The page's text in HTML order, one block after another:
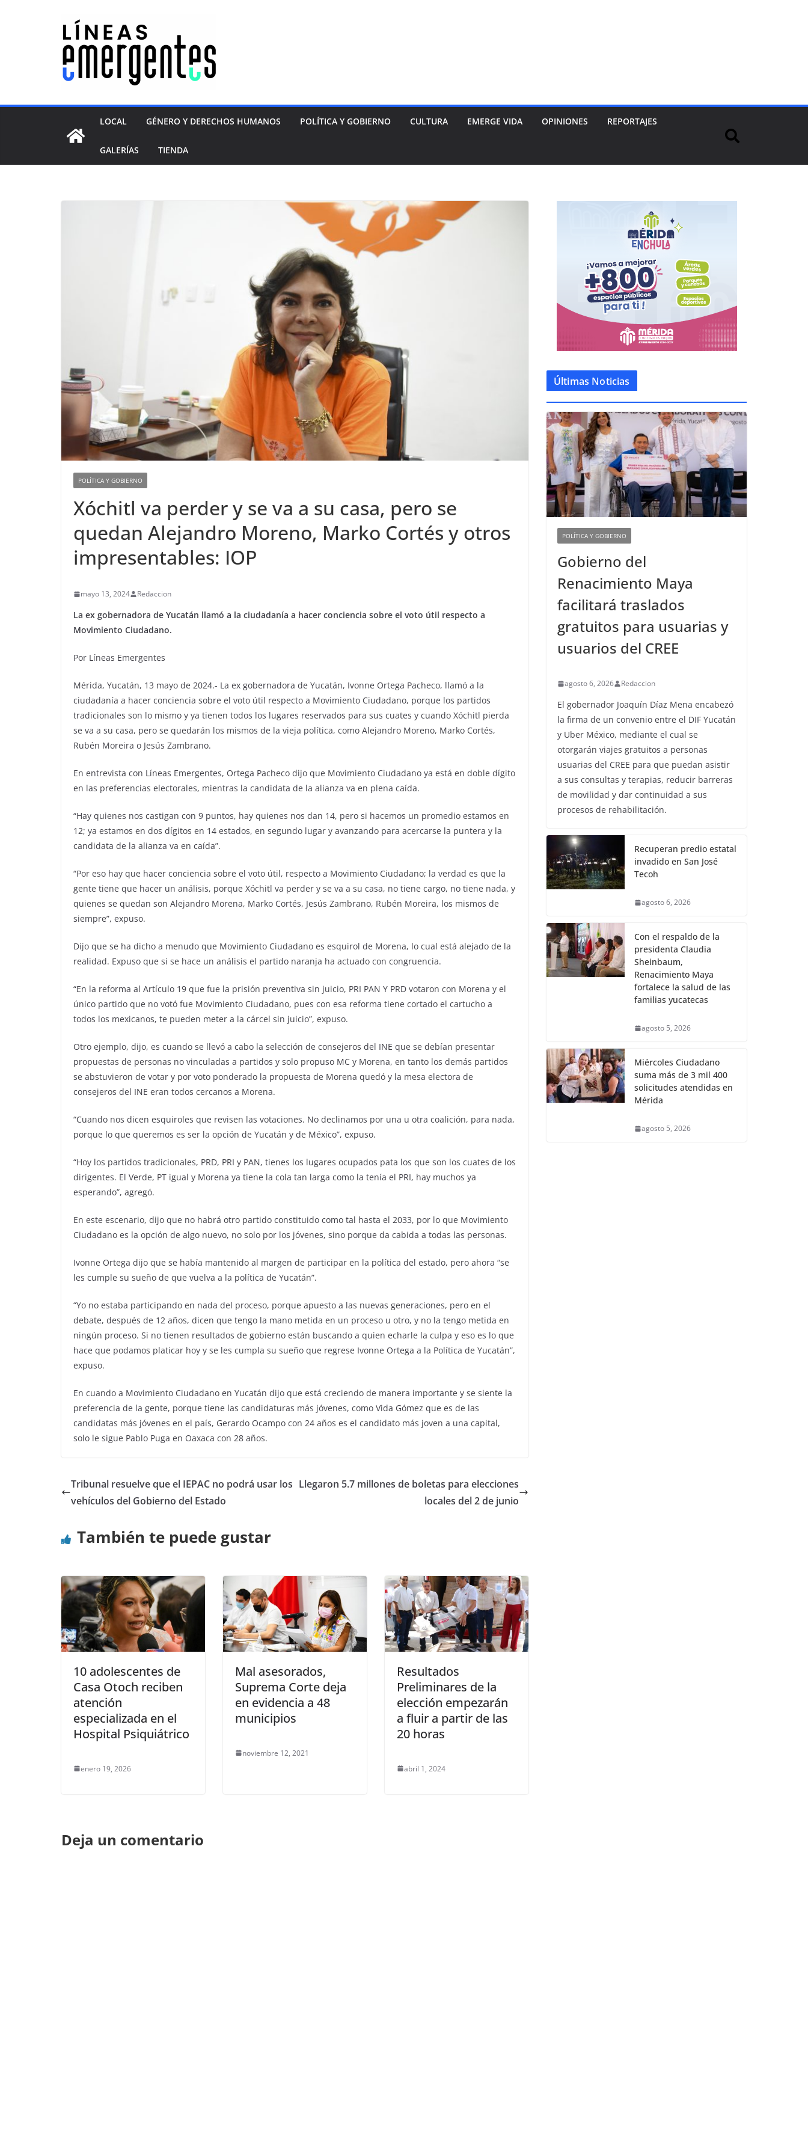
LOCAL GÉNERO Y DERECHOS HUMANOS POLÍTICA Y GOBIERNO CULTURA EMERGE VIDA OPINIONES REPORTAJES
GALERÍAS TIENDA
POLÍTICA Y GOBIERNO
Xóchitl va perder y se va a su casa, pero se
quedan Alejandro Moreno, Marko Cortés y otros
impresentables: IOP
mayo 13, 2024 Redaccion
La ex gobernadora de Yucatán llamó a la ciudadanía a hacer conciencia sobre el voto útil respecto a
Movimiento Ciudadano.
Por Líneas Emergentes
Mérida, Yucatán, 13 mayo de 2024.- La ex gobernadora de Yucatán, Ivonne Ortega Pacheco, llamó a la
ciudadanía a hacer conciencia sobre el voto útil respecto a Movimiento Ciudadano, porque los partidos
tradicionales son lo mismo y ya tienen todos los lugares reservados para sus cuates y cuando Xóchitl pierda
se va a su casa, pero se quedarán los mismos de la vieja política, como Alejandro Moreno, Marko Cortés,
Rubén Moreira o Jesús Zambrano.
En entrevista con Líneas Emergentes, Ortega Pacheco dijo que Movimiento Ciudadano ya está en doble dígito
en las preferencias electorales, mientras la candidata de la alianza va en plena caída.
“Hay quienes nos castigan con 9 puntos, hay quienes nos dan 14, pero si hacemos un promedio estamos en
12; ya estamos en dos dígitos en 14 estados, en segundo lugar y avanzando para acercarse la puntera y la
candidata de la alianza va en caída”.
“Por eso hay que hacer conciencia sobre el voto útil, respecto a Movimiento Ciudadano; la verdad es que la
gente tiene que hacer un análisis, porque Xóchitl va perder y se va a su casa, no tiene cargo, no tiene nada, y
quienes se quedan son Alejandro Morena, Marko Cortés, Jesús Zambrano, Rubén Moreira, los mismos de
siempre”, expuso.
Dijo que se ha dicho a menudo que Movimiento Ciudadano es esquirol de Morena, lo cual está alejado de la
realidad. Expuso que si se hace un análisis el partido naranja ha actuado con congruencia.
“En la reforma al Artículo 19 que fue la prisión preventiva sin juicio, PRI PAN Y PRD votaron con Morena y el
único partido que no votó fue Movimiento Ciudadano, pues con esa reforma tiene cortado el cartucho a
todos los mexicanos, te pueden meter a la cárcel sin juicio”, expuso.
Otro ejemplo, dijo, es cuando se llevó a cabo la selección de consejeros del INE que se debían presentar
propuestas de personas no vinculadas a partidos y solo propuso MC y Morena, en tanto los demás partidos
se abstuvieron de votar y por voto ponderado la propuesta de Morena quedó y la mesa electora de
consejeros del INE eran todos cercanos a Morena.
“Cuando nos dicen esquiroles que revisen las votaciones. No declinamos por una u otra coalición, para nada,
porque lo que queremos es ser la opción de Yucatán y de México”, expuso.
“Hoy los partidos tradicionales, PRD, PRI y PAN, tienes los lugares ocupados pata los que son los cuates de los
dirigentes. El Verde, PT igual y Morena ya tiene la cola tan larga como la tenía el PRI, hay muchos ya
esperando”, agregó.
En este escenario, dijo que no habrá otro partido constituido como tal hasta el 2033, por lo que Movimiento
Ciudadano es la opción de algo nuevo, no solo por los jóvenes, sino porque da cabida a todas las personas.
Ivonne Ortega dijo que se había mantenido al margen de participar en la política del estado, pero ahora “se
les cumple su sueño de que vuelva a la política de Yucatán”.
“Yo no estaba participando en nada del proceso, porque apuesto a las nuevas generaciones, pero en el
debate, después de 12 años, dicen que tengo la mano metida en un proceso u otro, y no la tengo metida en
ningún proceso. Si no tienen resultados de gobierno están buscando a quien echarle la culpa y eso es lo que
hace que podamos platicar hoy y se les cumpla su sueño que regrese Ivonne Ortega a la Política de Yucatán”,
expuso.
En cuando a Movimiento Ciudadano en Yucatán dijo que está creciendo de manera importante y se siente la
preferencia de la gente, porque tiene las candidaturas más jóvenes, como Vida Gómez que es de las
candidatas más jóvenes en el país, Gerardo Ocampo con 24 años es el candidato más joven a una capital,
solo le sigue Pablo Puga en Oaxaca con 28 años.
Tribunal resuelve que el IEPAC no podrá usar los
vehículos del Gobierno del Estado
Llegaron 5.7 millones de boletas para elecciones
locales del 2 de junio
También te puede gustar
10 adolescentes de
Casa Otoch reciben
atención
especializada en el
Hospital Psiquiátrico
enero 19, 2026
Mal asesorados,
Suprema Corte deja
en evidencia a 48
municipios
noviembre 12, 2021
Resultados
Preliminares de la
elección empezarán
a fluir a partir de las
20 horas
abril 1, 2024
Deja un comentario
Últimas Noticias
POLÍTICA Y GOBIERNO
Gobierno del
Renacimiento Maya
facilitará traslados
gratuitos para usuarias y
usuarios del CREE
agosto 6, 2026 Redaccion
El gobernador Joaquín Díaz Mena encabezó
la firma de un convenio entre el DIF Yucatán
y Uber México, mediante el cual se
otorgarán viajes gratuitos a personas
usuarias del CREE para que puedan asistir
a sus consultas y terapias, reducir barreras
de movilidad y dar continuidad a sus
procesos de rehabilitación.
Recuperan predio estatal
invadido en San José
Tecoh
agosto 6, 2026
Con el respaldo de la
presidenta Claudia
Sheinbaum,
Renacimiento Maya
fortalece la salud de las
familias yucatecas
agosto 5, 2026
Miércoles Ciudadano
suma más de 3 mil 400
solicitudes atendidas en
Mérida
agosto 5, 2026